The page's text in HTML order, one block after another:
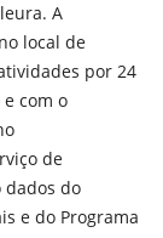
A
local de
por 24
com o
de
dados do
e do Programa